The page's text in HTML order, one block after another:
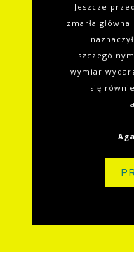
Jeszcze
zmarła
wymiar
się